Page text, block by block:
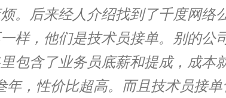
。后来经人介绍找到了千度网络
样，他们是技术员接单。别的公
包含了业务员底薪和提成，成本
年，性价比超高。而且技术员接